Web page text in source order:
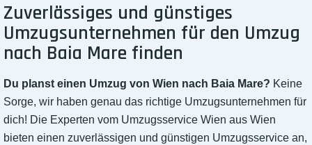
Zuverlässiges und günstiges
Umzugsunternehmen für den Umzug
nach Baia Mare finden
Du planst einen Umzug von Wien nach Baia Mare? Keine
Sorge, wir haben genau das richtige Umzugsunternehmen für
dich! Die Experten vom Umzugsservice Wien aus Wien
bieten einen zuverlässigen und günstigen Umzugsservice an,